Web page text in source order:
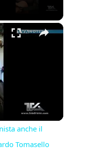
×
Tomasello
anche il
Tomasello